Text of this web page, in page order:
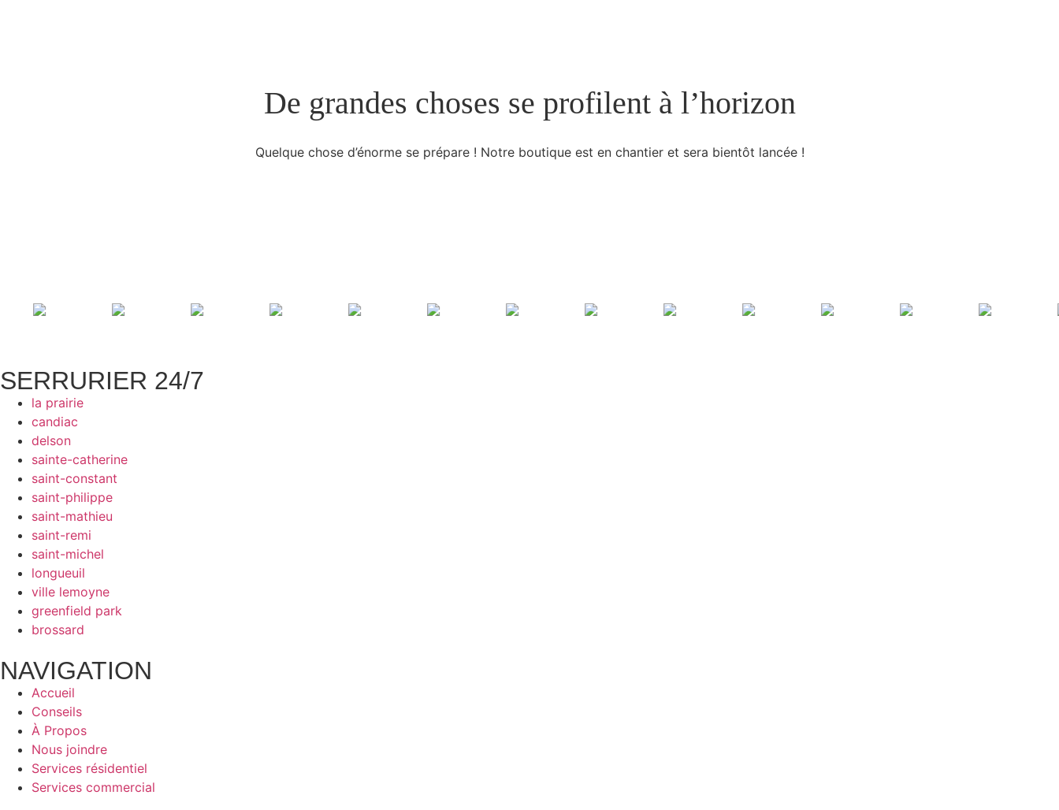
De grandes choses se profilent à l’horizon
Quelque chose d’énorme se prépare ! Notre boutique est en chantier et sera bientôt lancée !
SERRURIER 24/7
la prairie
candiac
delson
sainte-catherine
saint-constant
saint-philippe
saint-mathieu
saint-remi
saint-michel
longueuil
ville lemoyne
greenfield park
brossard
NAVIGATION
Accueil
Conseils
À Propos
Nous joindre
Services résidentiel
Services commercial